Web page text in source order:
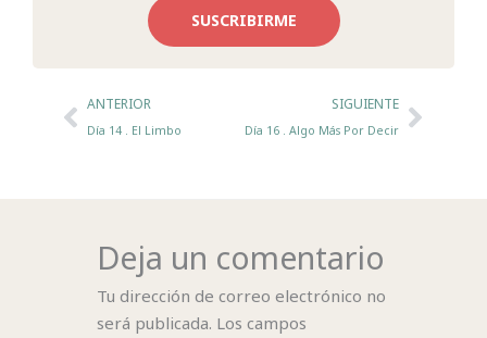
SUSCRIBIRME
AntANTERIOR
Día 14 . El Limbo
SIGUIENTE
Día 16 . Algo Más Por Decir
Deja un comentario
Tu dirección de correo electrónico no
será publicada. Los campos